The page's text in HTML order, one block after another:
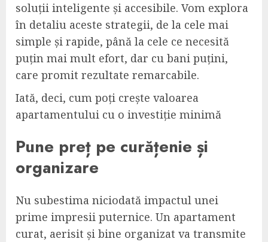
soluții inteligente și accesibile. Vom explora
în detaliu aceste strategii, de la cele mai
simple și rapide, până la cele ce necesită
puțin mai mult efort, dar cu bani puțini,
care promit rezultate remarcabile.
Iată, deci, cum poți crește valoarea
apartamentului cu o investiție minimă
Pune preț pe curățenie și
organizare
Nu subestima niciodată impactul unei
prime impresii puternice. Un apartament
curat, aerisit și bine organizat va transmite